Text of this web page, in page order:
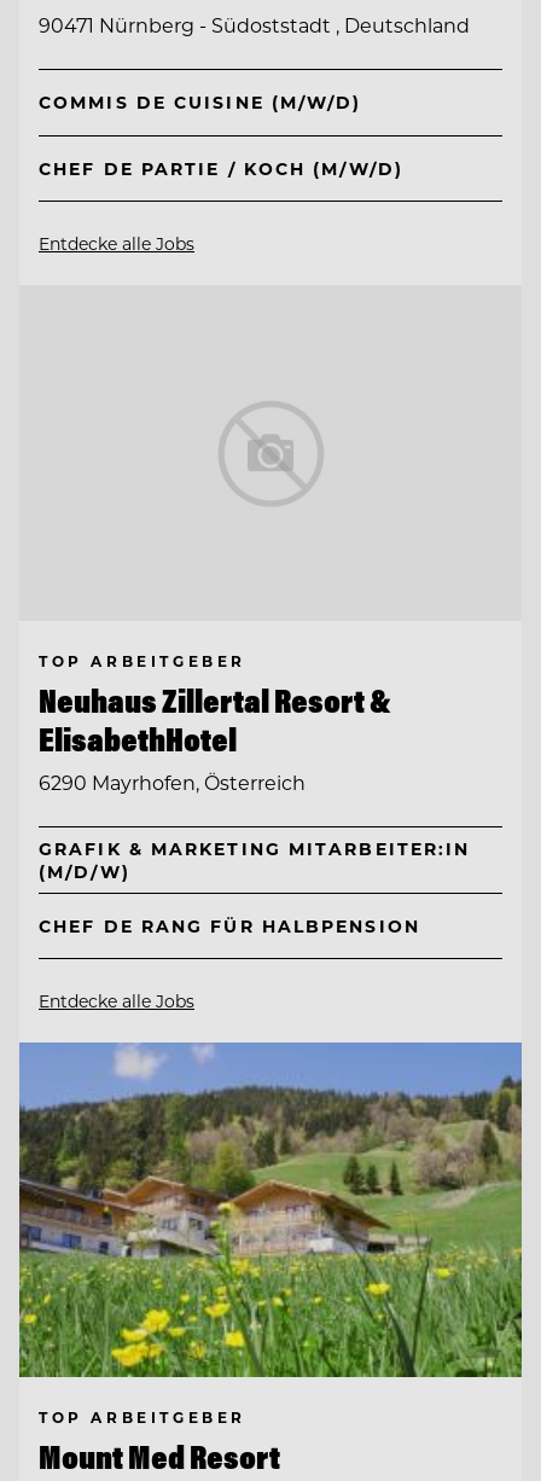
90471 Nürnberg - Südoststadt , Deutschland
COMMIS DE CUISINE (M/W/D)
CHEF DE PARTIE / KOCH (M/W/D)
Entdecke alle Jobs
TOP ARBEITGEBER
Neuhaus Zillertal Resort &
ElisabethHotel
6290 Mayrhofen, Österreich
GRAFIK & MARKETING MITARBEITER:IN
(M/D/W)
CHEF DE RANG FÜR HALBPENSION
Entdecke alle Jobs
TOP ARBEITGEBER
Mount Med Resort